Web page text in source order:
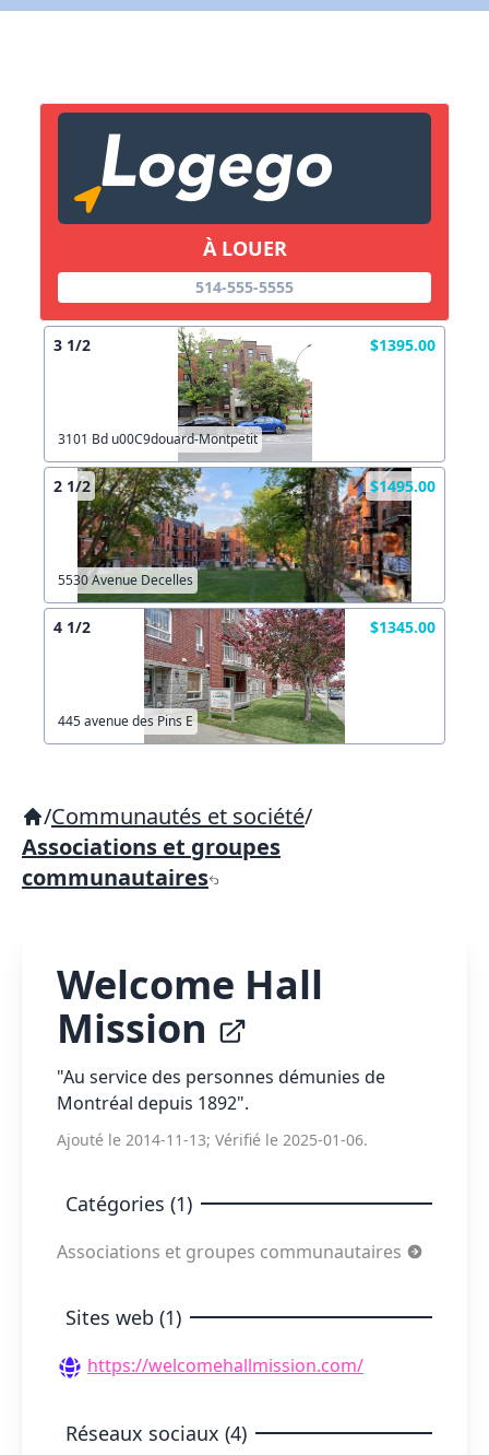
À LOUER
514-555-5555
3 1/2 $1395.00
3101 Bd u00C9douard-Montpetit
2 1/2 $1495.00
5530 Avenue Decelles
4 1/2 $1345.00
445 avenue des Pins E
/Communautés et société/
Associations et groupes
communautaires
Welcome Hall
Mission
"Au service des personnes démunies de
Montréal depuis 1892".
Ajouté le 2014-11-13; Vérifié le 2025-01-06.
Catégories (1)
Associations et groupes communautaires
Sites web (1)
https://welcomehallmission.com/
Réseaux sociaux (4)
Lien vers inscription (sera inclus dans courriel)
Copier lien
X Fermer
X Fermer